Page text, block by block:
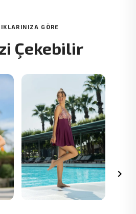
GÖRE
Çekebilir